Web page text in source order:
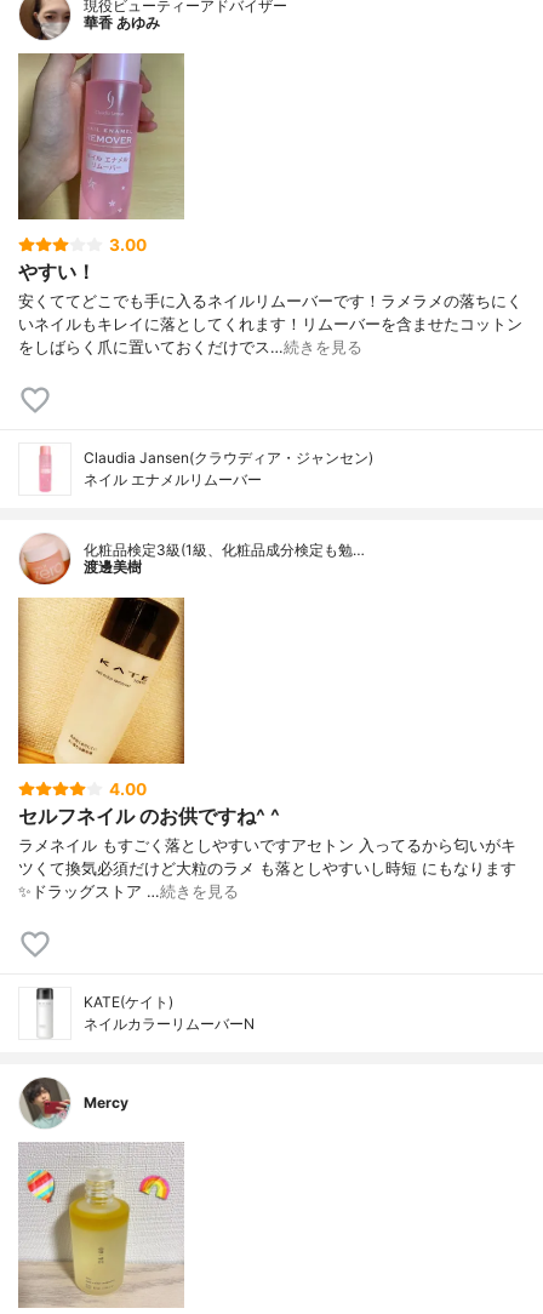
現役ビューティーアドバイザー
華香 あゆみ
3.00
やすい！
安くててどこでも手に入るネイルリムーバーです！ラメラメの落ちにく
いネイルもキレイに落としてくれます！リムーバーを含ませたコットン
をしばらく爪に置いておくだけでス…続きを見る
Claudia Jansen(クラウディア・ジャンセン)
ネイル エナメルリムーバー
化粧品検定3級(1級、化粧品成分検定も勉…
渡邊美樹
4.00
セルフネイル のお供ですね^ ^
ラメネイル もすごく落としやすいですアセトン 入ってるから匂いがキ
ツくて換気必須だけど大粒のラメ も落としやすいし時短 にもなります
✨ドラッグストア …続きを見る
KATE(ケイト)
ネイルカラーリムーバーN
Mercy